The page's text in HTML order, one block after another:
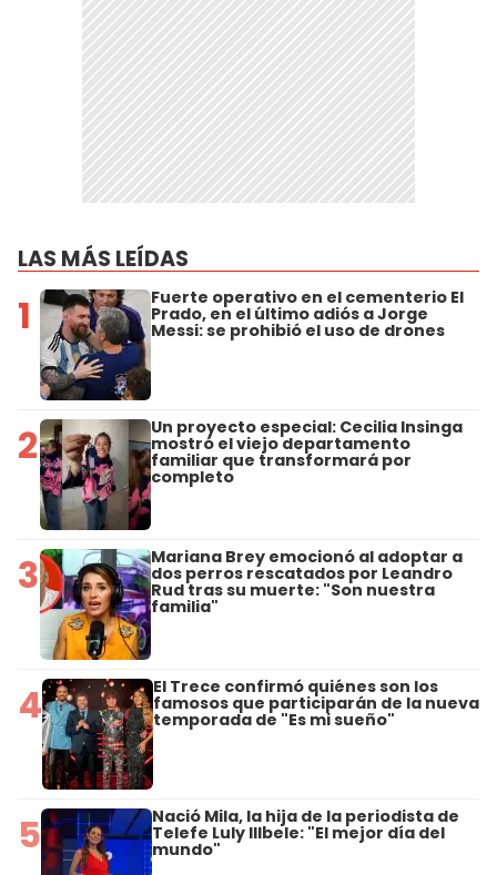
LAS MÁS LEÍDAS
1 Fuerte operativo en el cementerio El
Prado, en el último adiós a Jorge
Messi: se prohibió el uso de drones
2 Un proyecto especial: Cecilia Insinga
mostró el viejo departamento
familiar que transformará por
completo
3 Mariana Brey emocionó al adoptar a
dos perros rescatados por Leandro
Rud tras su muerte: "Son nuestra
familia"
4 El Trece confirmó quiénes son los
famosos que participarán de la nueva
temporada de "Es mi sueño"
5 Nació Mila, la hija de la periodista de
Telefe Luly Illbele: "El mejor día del
mundo"